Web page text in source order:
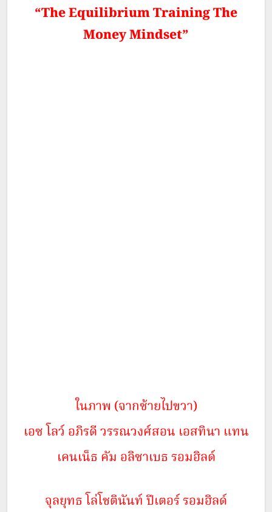
“The Equilibrium Training The
Money Mindset”
ในภาพ (จากซ้ายไปขวา)
เอซ โลว์ อภิรดี วรรณวงศ์สอน เอสทินา แทน
เคนเน็ธ คัม อลิซาเบธ รอมฮิลด์
จุลยุทธ โล่โชตินันท์ ปีเตอร์ รอมฮิลด์